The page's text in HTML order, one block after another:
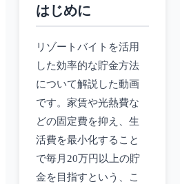
はじめに
リゾートバイトを活用
した効率的な貯金方法
について解説した動画
です。家賃や光熱費な
どの固定費を抑え、生
活費を最小化すること
で毎月20万円以上の貯
金を目指すという、こ